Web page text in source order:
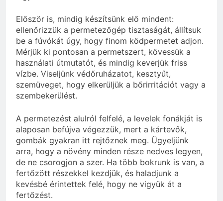
Először is, mindig készítsünk elő mindent:
ellenőrizzük a permetezőgép tisztaságát, állítsuk
be a fúvókát úgy, hogy finom ködpermetet adjon.
Mérjük ki pontosan a permetszert, kövessük a
használati útmutatót, és mindig keverjük friss
vízbe. Viseljünk védőruházatot, kesztyűt,
szemüveget, hogy elkerüljük a bőrirritációt vagy a
szembekerülést.
A permetezést alulról felfelé, a levelek fonákját is
alaposan befújva végezzük, mert a kártevők,
gombák gyakran itt rejtőznek meg. Ügyeljünk
arra, hogy a növény minden része nedves legyen,
de ne csorogjon a szer. Ha több bokrunk is van, a
fertőzött részekkel kezdjük, és haladjunk a
kevésbé érintettek felé, hogy ne vigyük át a
fertőzést.